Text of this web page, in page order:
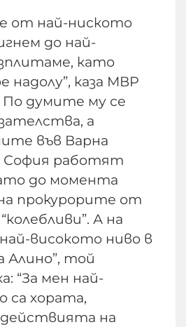
от най-ниското
до най-
като
надолу”, каза МВР
думите му се
а
във Варна
София работят
до момента
прокурорите от
А на
високото ниво в
Алино”, той
“За мен най-
са хората,
на